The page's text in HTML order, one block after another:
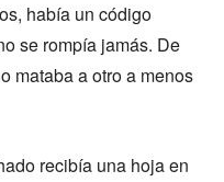
había un código
se rompía jamás. De
mataba a otro a menos
recibía una hoja en